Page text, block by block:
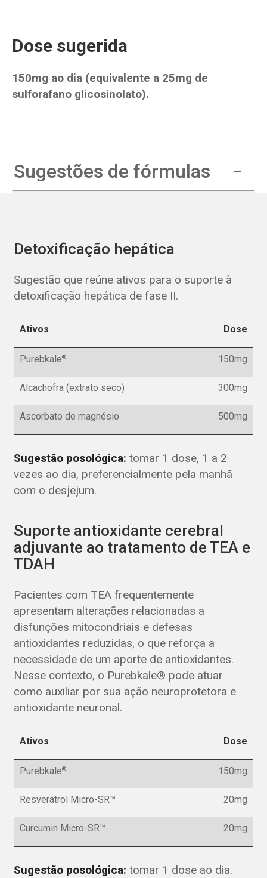
Dose sugerida
150mg ao dia (equivalente a 25mg de
sulforafano glicosinolato).
Sugestões de fórmulas
Detoxificação hepática
Sugestão que reúne ativos para o suporte à
detoxificação hepática de fase II.
Ativos Dose
Purebkale® 150mg
Alcachofra (extrato seco) 300mg
Ascorbato de magnésio 500mg
Sugestão posológica: tomar 1 dose, 1 a 2
vezes ao dia, preferencialmente pela manhã
com o desjejum.
Suporte antioxidante cerebral
adjuvante ao tratamento de TEA e
TDAH
Pacientes com TEA frequentemente
apresentam alterações relacionadas a
disfunções mitocondriais e defesas
antioxidantes reduzidas, o que reforça a
necessidade de um aporte de antioxidantes.
Nesse contexto, o Purebkale® pode atuar
como auxiliar por sua ação neuroprotetora e
antioxidante neuronal.
Ativos Dose
Purebkale® 150mg
Resveratrol Micro-SR™ 20mg
Curcumin Micro-SR™ 20mg
Sugestão posológica: tomar 1 dose ao dia.